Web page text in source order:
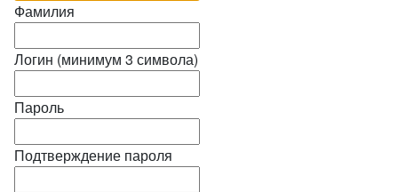
Фамилия
Логин (минимум 3 символа)
Пароль
Подтверждение пароля